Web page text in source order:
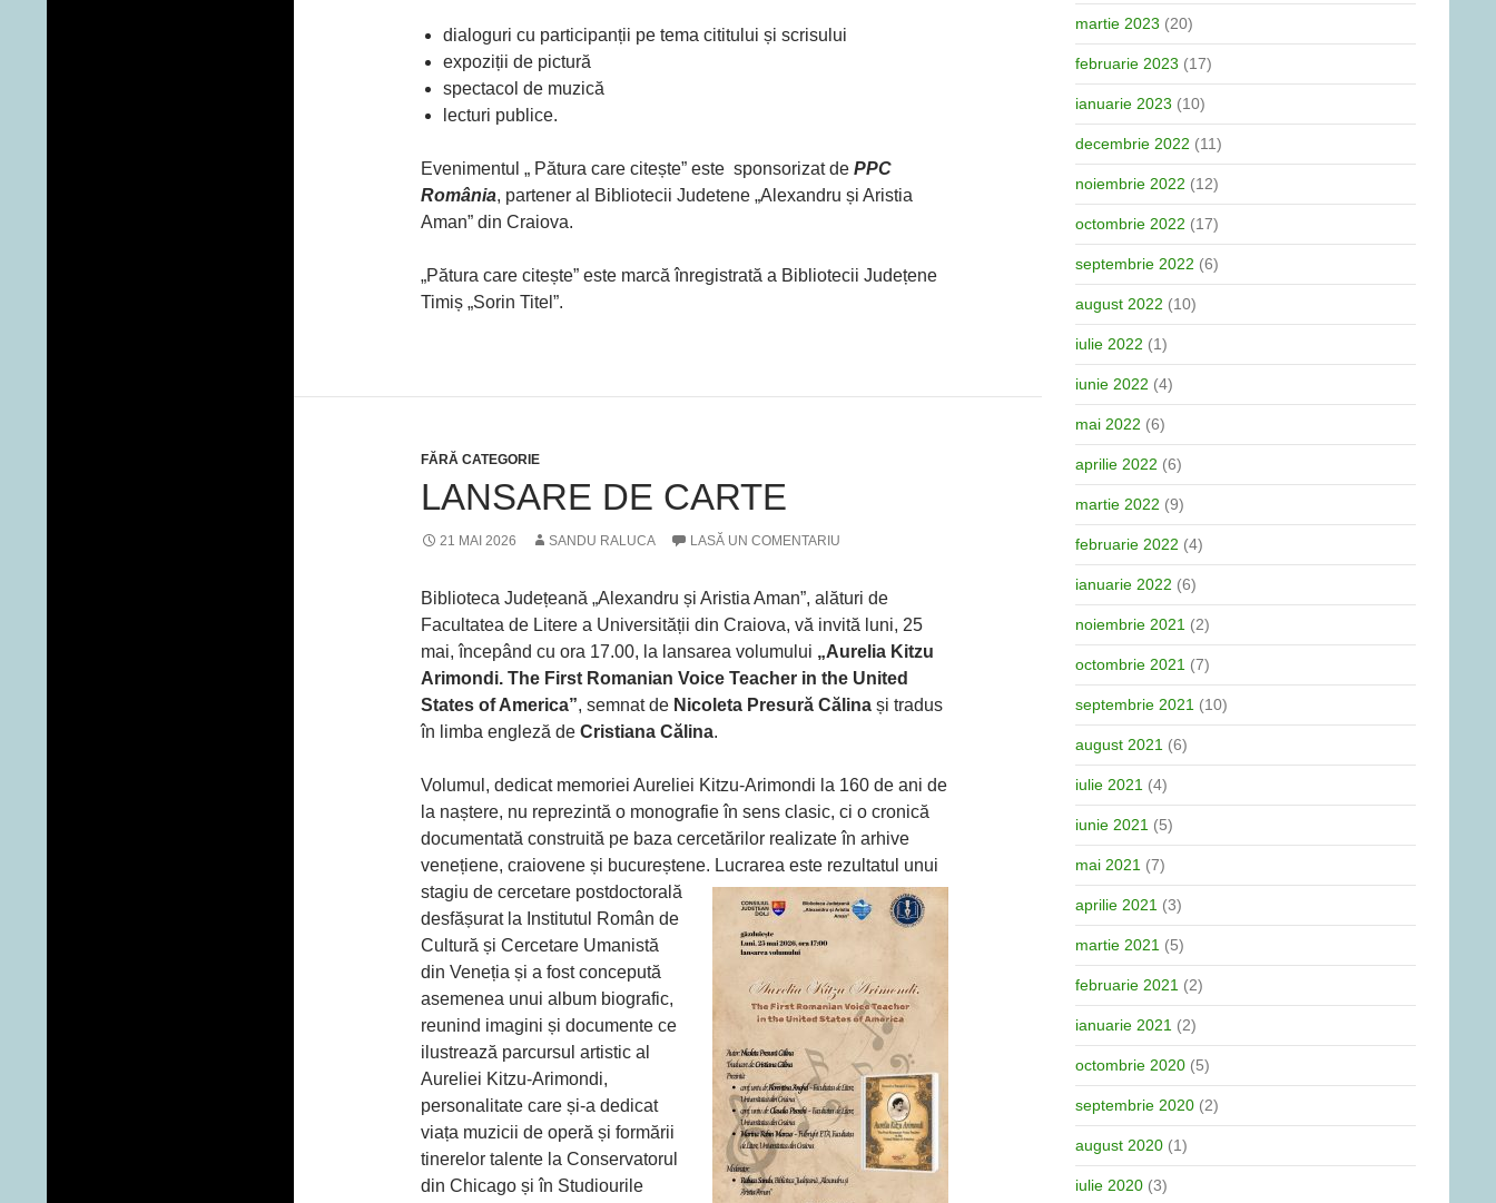
dialoguri cu participanții pe tema cititului și scrisului
expoziții de pictură
spectacol de muzică
lecturi publice.
Evenimentul „ Pătura care citește” este sponsorizat de PPC
România, partener al Bibliotecii Judetene „Alexandru și Aristia
Aman” din Craiova.
„Pătura care citește” este marcă înregistrată a Bibliotecii Județene
Timiș „Sorin Titel”.
FĂRĂ CATEGORIE
LANSARE DE CARTE
21 MAI 2026 SANDU RALUCA LASĂ UN COMENTARIU
Biblioteca Județeană „Alexandru și Aristia Aman”, alături de
Facultatea de Litere a Universității din Craiova, vă invită luni, 25
mai, începând cu ora 17.00, la lansarea volumului „Aurelia Kitzu
Arimondi. The First Romanian Voice Teacher in the United
States of America”, semnat de Nicoleta Presură Călina și tradus
în limba engleză de Cristiana Călina.
Volumul, dedicat memoriei Aureliei Kitzu-Arimondi la 160 de ani de
la naștere, nu reprezintă o monografie în sens clasic, ci o cronică
documentată construită pe baza cercetărilor realizate în arhive
venețiene, craiovene și bucureștene. Lucrarea este rezultatul unui
stagiu de cercetare postdoctorală
desfășurat la Institutul Român de
Cultură și Cercetare Umanistă
din Veneția și a fost concepută
asemenea unui album biografic,
reunind imagini și documente ce
ilustrează parcursul artistic al
Aureliei Kitzu-Arimondi,
personalitate care și-a dedicat
viața muzicii de operă și formării
tinerelor talente la Conservatorul
din Chicago și în Studiourile
martie 2023 (20)
februarie 2023 (17)
ianuarie 2023 (10)
decembrie 2022 (11)
noiembrie 2022 (12)
octombrie 2022 (17)
septembrie 2022 (6)
august 2022 (10)
iulie 2022 (1)
iunie 2022 (4)
mai 2022 (6)
aprilie 2022 (6)
martie 2022 (9)
februarie 2022 (4)
ianuarie 2022 (6)
noiembrie 2021 (2)
octombrie 2021 (7)
septembrie 2021 (10)
august 2021 (6)
iulie 2021 (4)
iunie 2021 (5)
mai 2021 (7)
aprilie 2021 (3)
martie 2021 (5)
februarie 2021 (2)
ianuarie 2021 (2)
octombrie 2020 (5)
septembrie 2020 (2)
august 2020 (1)
iulie 2020 (3)